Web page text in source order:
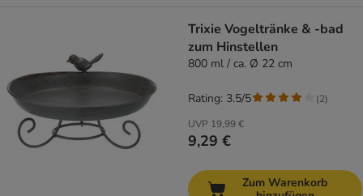
Trixie Vogeltränke & -bad
zum Hinstellen
800 ml / ca. Ø 22 cm
UVP 19,99 €
9,29 €
Rating: 3.5/5 (2)
Zum Warenkorb